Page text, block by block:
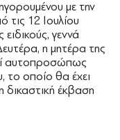
με την
τις 12 Ιουλίου
γεννά
η μητέρα της
αυτοπροσώπως
το οποίο θα έχει
δικαστική έκβαση
υπόθεσης.